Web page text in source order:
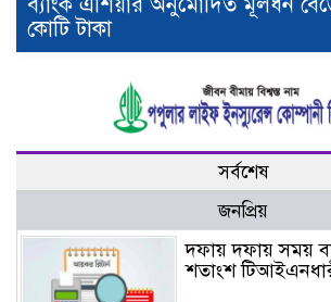
কোটি টাকা
সর্বশেষ
জনপ্রিয়
দফায় দফায় সময়
শতাংশ